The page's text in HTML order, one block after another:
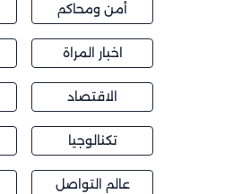
أمن ومحاكم
اخبار المراة
الاقتصاد
تكنالوجيا
عالم التواصل